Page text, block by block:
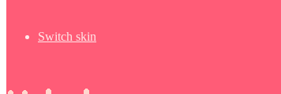
Switch skin